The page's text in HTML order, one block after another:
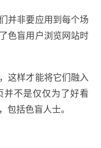
并非要应用到每个场
色盲用户浏览网站时
这样才能将它们融入
并不是仅仅为了好看
括色盲人士。